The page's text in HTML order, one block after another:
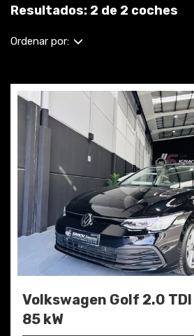
Resultados: 2 de 2 coches
Ordenar por:
Volkswagen Golf 2.0 TDI
85 kW